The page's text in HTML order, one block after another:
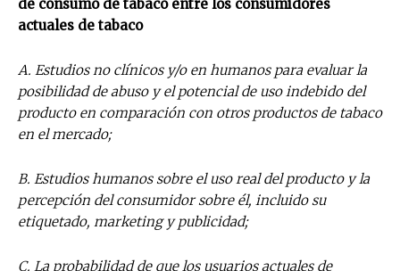
reducción de daños en tu correo
electrónico.
Subscribe to our daily clipping and
receive all the news of vaping and
tobacco harm reduction in your email.
de consumo de tabaco entre los consumidores
actuales de tabaco
A. Estudios no clínicos y/o en humanos para evaluar la
posibilidad de abuso y el potencial de uso indebido del
producto en comparación con otros productos de tabaco
en el mercado;
B. Estudios humanos sobre el uso real del producto y la
percepción del consumidor sobre él, incluido su
etiquetado, marketing y publicidad;
C. La probabilidad de que los usuarios actuales de